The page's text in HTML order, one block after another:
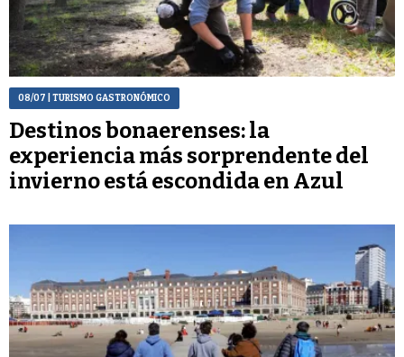
08/07 | TURISMO GASTRONÓMICO
Destinos bonaerenses: la
experiencia más sorprendente del
invierno está escondida en Azul